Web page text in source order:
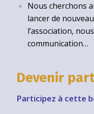
Nous cherchons
lancer de
l’association,
communication…
Devenir
Participez à cette